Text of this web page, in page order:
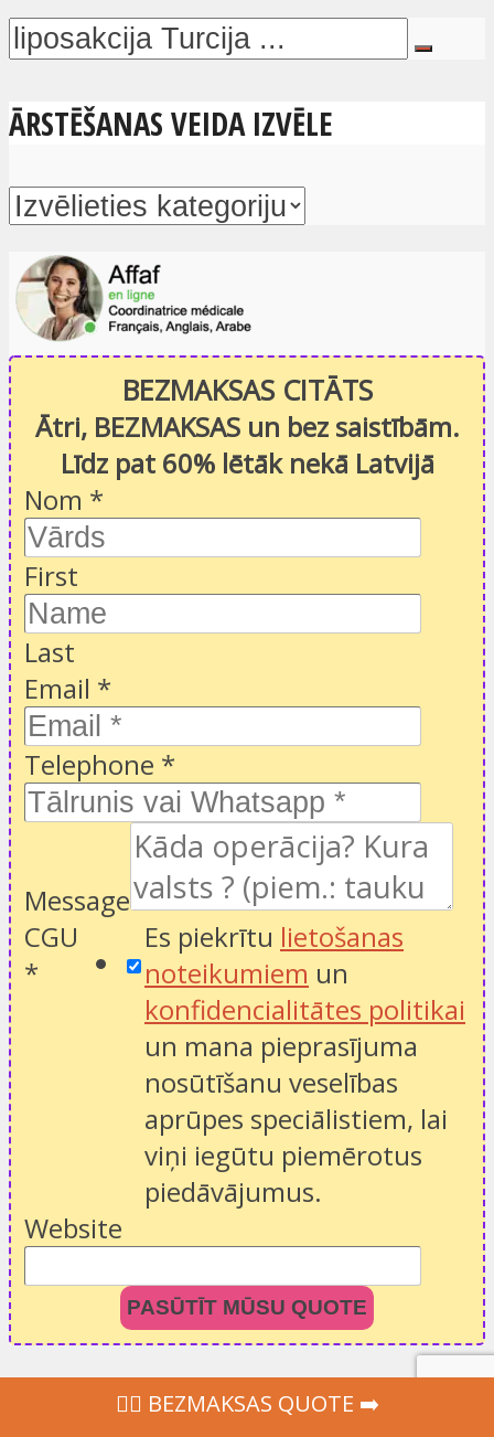
ĀRSTĒŠANAS VEIDA IZVĒLE
BEZMAKSAS CITĀTS
Ātri, BEZMAKSAS un bez saistībām.
Līdz pat 60% lētāk nekā Latvijā
Nom *
First
Last
Email *
Telephone *
Message
CGU
*
Es piekrītu lietošanas
noteikumiem un
konfidencialitātes politikai
un mana pieprasījuma
nosūtīšanu veselības
aprūpes speciālistiem, lai
viņi iegūtu piemērotus
piedāvājumus.
Website
PASŪTĪT MŪSU QUOTE
‍👩‍⚕ BEZMAKSAS QUOTE ➡️